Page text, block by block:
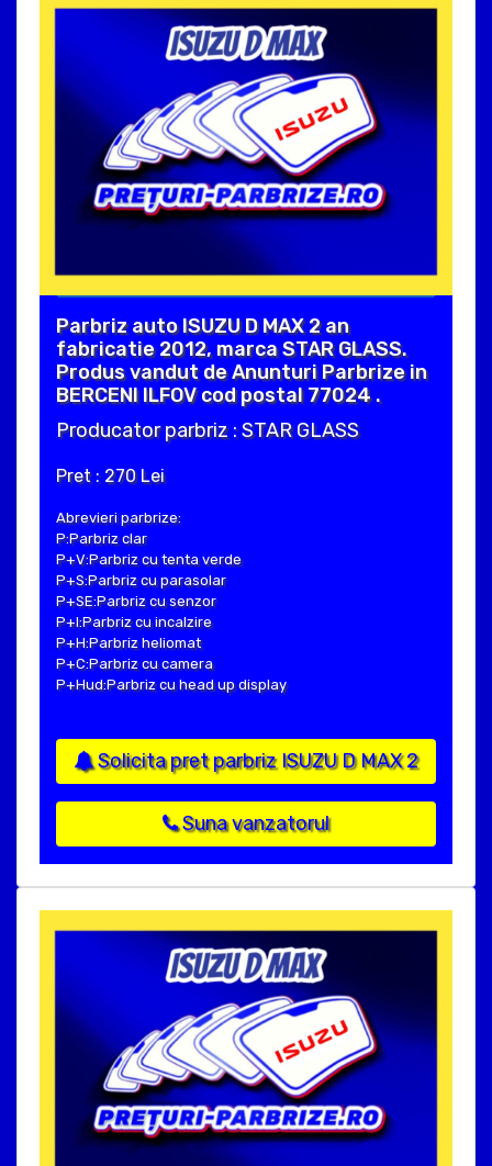
Parbriz auto ISUZU D MAX 2 an
fabricatie 2012, marca STAR GLASS.
Produs vandut de Anunturi Parbrize in
BERCENI ILFOV cod postal 77024 .
Producator parbriz : STAR GLASS
Pret : 270 Lei
Abrevieri parbrize:
P:Parbriz clar
P+V:Parbriz cu tenta verde
P+S:Parbriz cu parasolar
P+SE:Parbriz cu senzor
P+I:Parbriz cu incalzire
P+H:Parbriz heliomat
P+C:Parbriz cu camera
P+Hud:Parbriz cu head up display
Solicita pret parbriz ISUZU D MAX 2
Suna vanzatorul